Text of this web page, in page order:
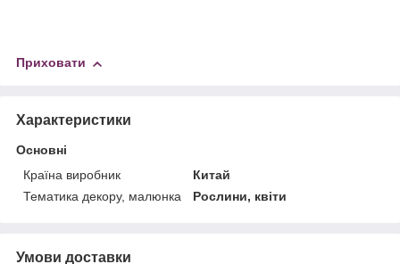
Приховати
Характеристики
Основні
Країна виробник
Китай
Тематика декору, малюнка
Рослини, квіти
Умови доставки